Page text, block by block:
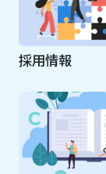
採用情報